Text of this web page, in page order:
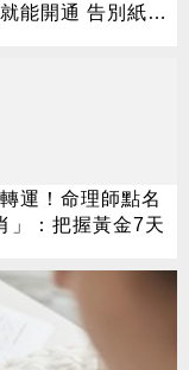
能開通 告別紙本
櫃
運！命理師點名
」：把握黃金7天